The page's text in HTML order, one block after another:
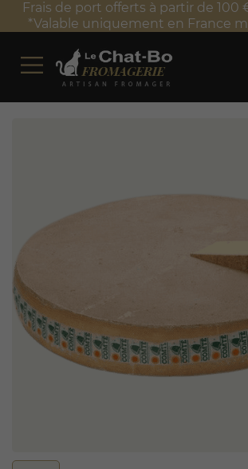
Frais de port offerts à partir de 100
*Valable uniquement en France